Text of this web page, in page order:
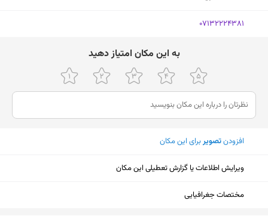
شنبه (امروز)
سه‌شنبه
۸ تا ۱۹
چهارشنبه
۸ تا ۱۹
پنجشنبه
جمعه
‎07132224381
ﺑﻪ اﯾﻦ ﻣﮑﺎن اﻣﺘﯿﺎز دﻫﯿﺪ
افزودنتصویربرای این مکان
ویرایش اطلاعات یا گزارش تعطیلی این مکان
مختصات جغرافیایی